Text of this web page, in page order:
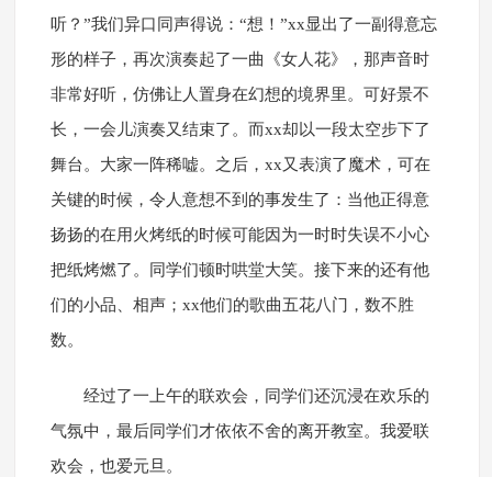
听？”我们异口同声得说：“想！”xx显出了一副得意忘
形的样子，再次演奏起了一曲《女人花》，那声音时
非常好听，仿佛让人置身在幻想的境界里。可好景不
长，一会儿演奏又结束了。而xx却以一段太空步下了
舞台。大家一阵稀嘘。之后，xx又表演了魔术，可在
关键的时候，令人意想不到的事发生了：当他正得意
扬扬的在用火烤纸的时候可能因为一时时失误不小心
把纸烤燃了。同学们顿时哄堂大笑。接下来的还有他
们的小品、相声；xx他们的歌曲五花八门，数不胜
数。
经过了一上午的联欢会，同学们还沉浸在欢乐的
气氛中，最后同学们才依依不舍的离开教室。我爱联
欢会，也爱元旦。